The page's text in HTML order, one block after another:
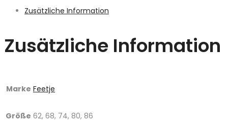
Zusätzliche Information
Zusätzliche Information
Marke Feetje
Größe 62, 68, 74, 80, 86